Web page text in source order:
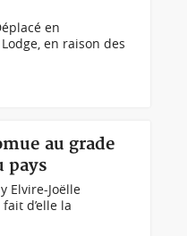
en
en raison des
au grade
pays
Elvire-Joëlle
d’elle la